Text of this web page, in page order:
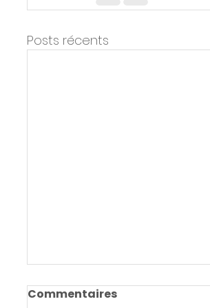
Posts récents
« Quand l’IA
Commentaires